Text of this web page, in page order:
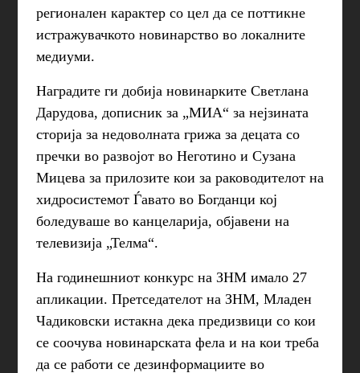
регионален карактер со цел да се поттикне
истражувачкото новинарство во локалните
медиуми.
Наградите ги добија новинарките Светлана
Дарудова, дописник за „МИА“ за нејзината
сторија за недоволната грижа за децата со
пречки во развојот во Неготино и Сузана
Мицева за прилозите кои за раководителот на
хидросистемот Ѓавато во Богданци кој
боледуваше во канцеларија, објавени на
телевизија „Телма“.
На годинешниот конкурс на ЗНМ имало 27
апликации. Претседателот на ЗНМ, Младен
Чадиковски истакна дека предизвици со кои
се соочува новинарската фела и на кои треба
да се работи се дезинформациите во